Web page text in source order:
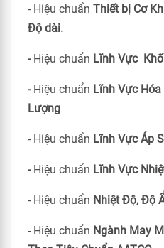
- Hiệu chuẩn Thiết bị Cơ
Độ dài.
- Hiệu chuẩn Lĩnh Vực
- Hiệu chuẩn Lĩnh Vực
Lượng
- Hiệu chuẩn Lĩnh Vực Áp
-Hiệu chuẩn Lĩnh Vực
- Hiệu chuẩn Nhiệt Độ, Độ
- Hiệu chuẩn Ngành May